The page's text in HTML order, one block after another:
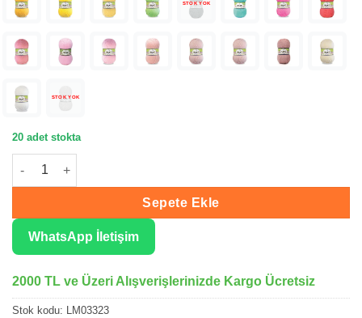
STOK YOK
STOK YOK
20 adet stokta
Nako Lüks Minnoş Baby Turkuaz Bebe İpliği 03323 adet
Sepete Ekle
WhatsApp İletişim
2000 TL ve Üzeri Alışverişlerinizde Kargo Ücretsiz
Stok kodu: LM03323